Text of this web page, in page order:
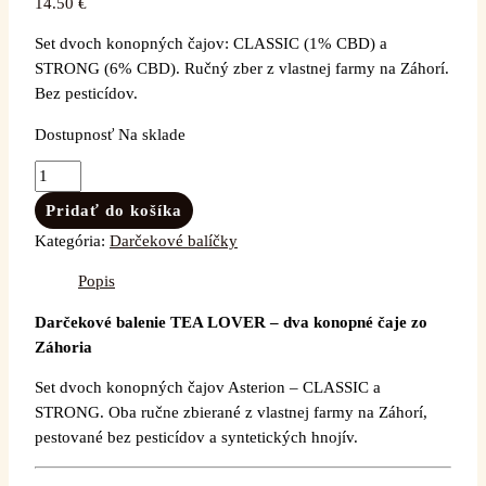
Set dvoch konopných čajov: CLASSIC (1% CBD) a
STRONG (6% CBD). Ručný zber z vlastnej farmy na Záhorí.
Bez pesticídov.
Dostupnosť Na sklade
Pridať do košíka
Kategória: Darčekové balíčky
Popis
Darčekové balenie TEA LOVER – dva konopné čaje zo
Záhoria
Set dvoch konopných čajov Asterion – CLASSIC a
STRONG. Oba ručne zbierané z vlastnej farmy na Záhorí,
pestované bez pesticídov a syntetických hnojív.